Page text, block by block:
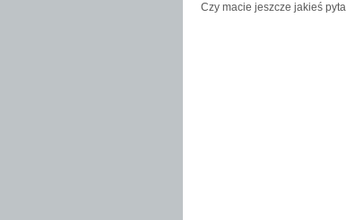
Czy macie jeszcze jakieś